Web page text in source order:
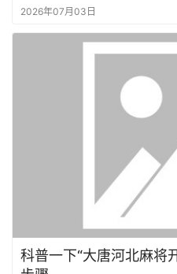
2026年07月03日
科普一下“大唐河北麻将